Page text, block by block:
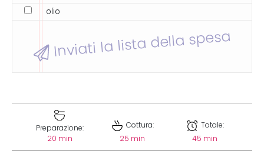
olio
Inviati la lista della spesa
Preparazione:
20 min
Cottura:
25 min
Totale:
45 min